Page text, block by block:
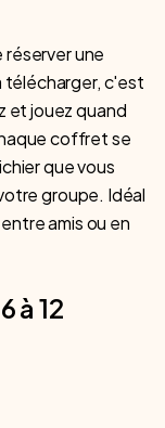
réserver une
télécharger, c'est
et jouez quand
coffret se
que vous
groupe. Idéal
amis ou en
à 12